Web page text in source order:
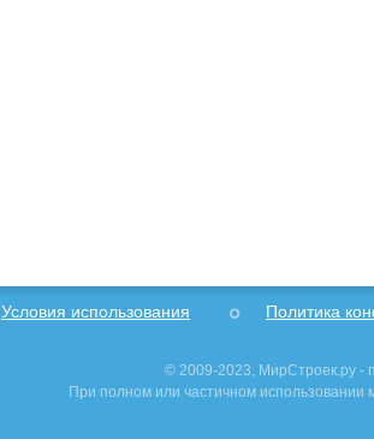
Условия использования Политика
© 2009-2023, МирСтроек.ру -
При полном или частичном использовании